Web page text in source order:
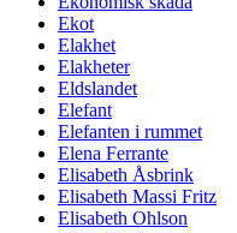
Ekot
Elakhet
Elakheter
Eldslandet
Elefant
Elefanten i rummet
Elena Ferrante
Elisabeth Åsbrink
Elisabeth Massi Fritz
Elisabeth Ohlson